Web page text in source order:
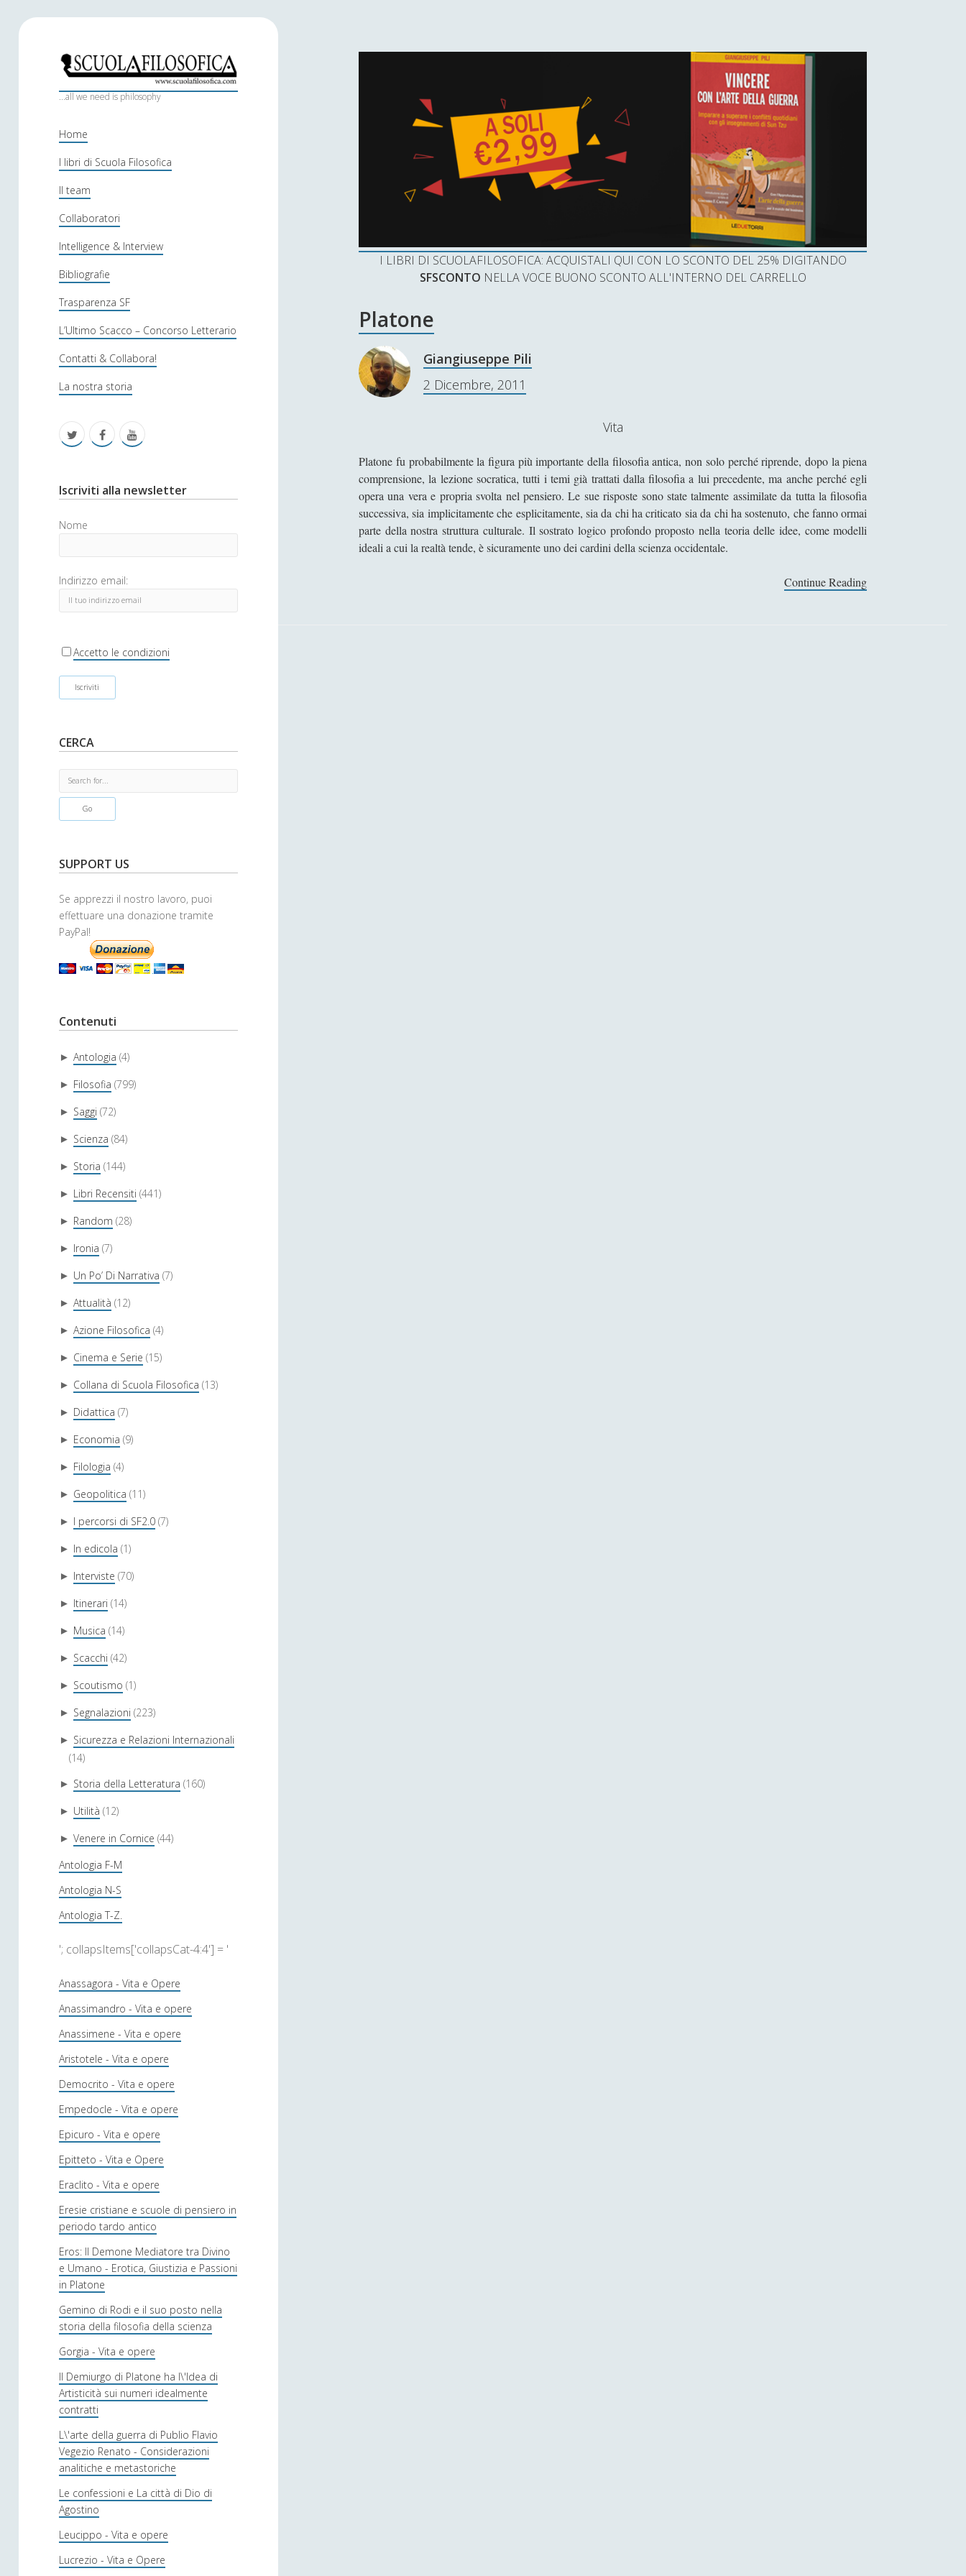
S
c
o
l
a
f
i
l
o
s
o
f
c
...all we need is philosophy
Home
I libri di Scuola Filosofica
Il team
Collaboratori
Intelligence & Interview
Bibliografie
Trasparenza SF
L’Ultimo Scacco – Concorso Letterario
Contatti & Collabora!
La nostra storia
i
t
r
f
c
b
o
k
u
u
e
S
i
e
b
r
Iscriviti alla newsletter
Nome
Indirizzo email:
Accetto le condizioni
CERCA
e
h
SUPPORT US
Se apprezzi il nostro lavoro, puoi
effettuare una donazione tramite
PayPal!
Contenuti
► Antologia (4)
► Filosofia (799)
► Saggi (72)
► Scienza (84)
► Storia (144)
► Libri Recensiti (441)
► Random (28)
► Ironia (7)
► Un Po’ Di Narrativa (7)
► Attualità (12)
► Azione Filosofica (4)
► Cinema e Serie (15)
► Collana di Scuola Filosofica (13)
► Didattica (7)
► Economia (9)
► Filologia (4)
► Geopolitica (11)
► I percorsi di SF2.0 (7)
► In edicola (1)
► Interviste (70)
► Itinerari (14)
► Musica (14)
► Scacchi (42)
► Scoutismo (1)
► Segnalazioni (223)
► Sicurezza e Relazioni Internazionali
(14)
► Storia della Letteratura (160)
► Utilità (12)
► Venere in Cornice (44)
Antologia F-M
Antologia N-S
Antologia T-Z.
'; collapsItems['collapsCat-4:4'] = '
Anassagora - Vita e Opere
Anassimandro - Vita e opere
Anassimene - Vita e opere
Aristotele - Vita e opere
Democrito - Vita e opere
Empedocle - Vita e opere
Epicuro - Vita e opere
Epitteto - Vita e Opere
Eraclito - Vita e opere
Eresie cristiane e scuole di pensiero in
periodo tardo antico
Eros: Il Demone Mediatore tra Divino
e Umano - Erotica, Giustizia e Passioni
in Platone
Gemino di Rodi e il suo posto nella
storia della filosofia della scienza
Gorgia - Vita e opere
Il Demiurgo di Platone ha l\'Idea di
Artisticità sui numeri idealmente
contratti
L\'arte della guerra di Publio Flavio
Vegezio Renato - Considerazioni
analitiche e metastoriche
Le confessioni e La città di Dio di
Agostino
Leucippo - Vita e opere
Lucrezio - Vita e Opere
I LIBRI DI SCUOLAFILOSOFICA: ACQUISTALI QUI CON LO SCONTO DEL 25% DIGITANDO
SFSCONTO NELLA VOCE BUONO SCONTO ALL'INTERNO DEL CARRELLO
Platone
Giangiuseppe Pili
2 Dicembre, 2011
Vita
Platone fu probabilmente la figura più importante della filosofia antica, non solo perché riprende, dopo la piena
comprensione, la lezione socratica, tutti i temi già trattati dalla filosofia a lui precedente, ma anche perché egli
opera una vera e propria svolta nel pensiero. Le sue risposte sono state talmente assimilate da tutta la filosofia
successiva, sia implicitamente che esplicitamente, sia da chi ha criticato sia da chi ha sostenuto, che fanno ormai
parte della nostra struttura culturale. Il sostrato logico profondo proposto nella teoria delle idee, come modelli
ideali a cui la realtà tende, è sicuramente uno dei cardini della scienza occidentale.
Continue Reading